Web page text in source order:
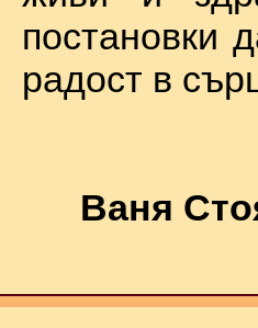
постановки
радост в
Ваня